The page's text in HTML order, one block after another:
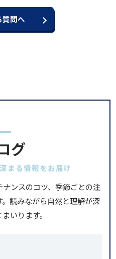
質問へ
まる情報をお届け
グ
ンスのコツ、季節ごとの注
読みながら自然と理解が深
いります。